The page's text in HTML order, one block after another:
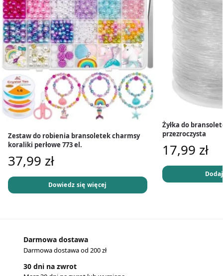
Zestaw do robienia bransoletek charmsy
koraliki perłowe 773 el.
37,99 zł
Dowiedz się więcej
Żyłka do
przezroczysta
17,99 zł
Darmowa dostawa
Darmowa dostawa od 200 zł
30 dni na zwrot